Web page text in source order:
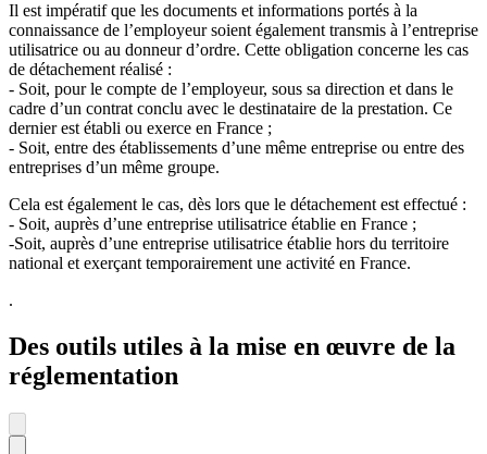
Il est impératif que les documents et informations portés à la
connaissance de l’employeur soient également transmis à l’entreprise
utilisatrice ou au donneur d’ordre. Cette obligation concerne les cas
de détachement réalisé :
- Soit, pour le compte de l’employeur, sous sa direction et dans le
cadre d’un contrat conclu avec le destinataire de la prestation. Ce
dernier est établi ou exerce en France ;
- Soit, entre des établissements d’une même entreprise ou entre des
entreprises d’un même groupe.
Cela est également le cas, dès lors que le détachement est effectué :
- Soit, auprès d’une entreprise utilisatrice établie en France ;
-Soit, auprès d’une entreprise utilisatrice établie hors du territoire
national et exerçant temporairement une activité en France.
.
Des outils utiles à la mise en œuvre de la
réglementation